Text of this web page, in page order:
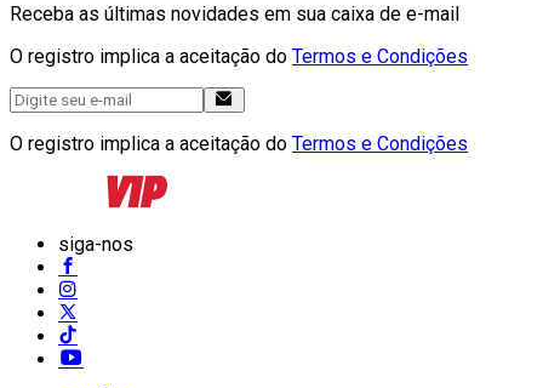
Receba as últimas novidades em sua caixa de e-mail
O registro implica a aceitação do Termos e Condições
O registro implica a aceitação do Termos e Condições
siga-nos